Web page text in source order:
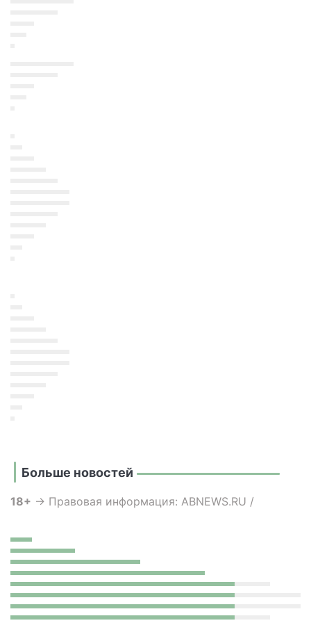
Больше новостей
18+ → Правовая информация: ABNEWS.RU /
Учредитель: ООО «Региональные медиа»
Сетевое издание и информационное агентство
зарегистрированы Федеральной службой по
надзору в сфере связи, информационных
технологий и массовых коммуникаций
(Роскомнадзор) Регистрационный номер ЭЛ №